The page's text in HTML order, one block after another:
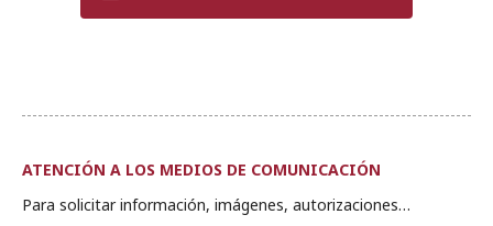
ATENCIÓN A LOS MEDIOS DE COMUNICACIÓN
Para solicitar información, imágenes, autorizaciones…